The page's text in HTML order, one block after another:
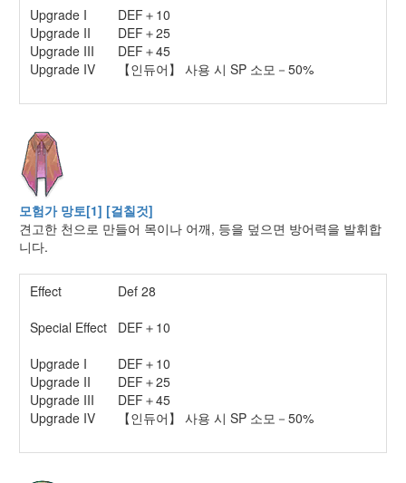
Upgrade I
DEF＋10
Upgrade II
DEF＋25
Upgrade III
DEF＋45
Upgrade IV
【인듀어】 사용 시 SP 소모－50%
모험가 망토[1] [걸칠것]
견고한 천으로 만들어 목이나 어깨, 등을 덮으면 방어력을 발휘합
니다.
Effect
Def 28
Special Effect
DEF＋10
Upgrade I
DEF＋10
Upgrade II
DEF＋25
Upgrade III
DEF＋45
Upgrade IV
【인듀어】 사용 시 SP 소모－50%